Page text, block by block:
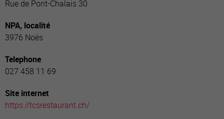
Rue de Pont-Chalais 30
NPA, localité
3976 Noës
Telephone
027 458 11 69
Site internet
https://tcsrestaurant.ch/